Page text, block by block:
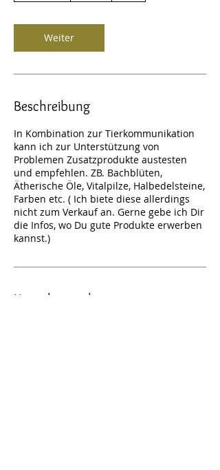
i
n
.
Weiter
Beschreibung
In Kombination zur Tierkommunikation
kann ich zur Unterstützung von
Problemen Zusatzprodukte austesten
und empfehlen. ZB. Bachblüten,
Ätherische Öle, Vitalpilze, Halbedelsteine,
Farben etc. ( Ich biete diese allerdings
nicht zum Verkauf an. Gerne gebe ich Dir
die Infos, wo Du gute Produkte erwerben
kannst.)
Kontaktangaben